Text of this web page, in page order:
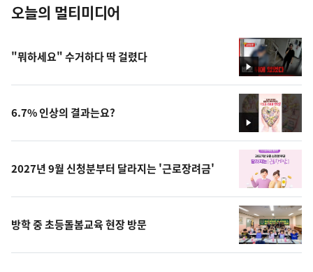
오늘의 멀티미디어
영
상
"뭐하세요" 수거하다 딱 걸렸다
영
상
6.7% 인상의 결과는요?
2027년 9월 신청분부터 달라지는 '근로장려금'
방학 중 초등돌봄교육 현장 방문